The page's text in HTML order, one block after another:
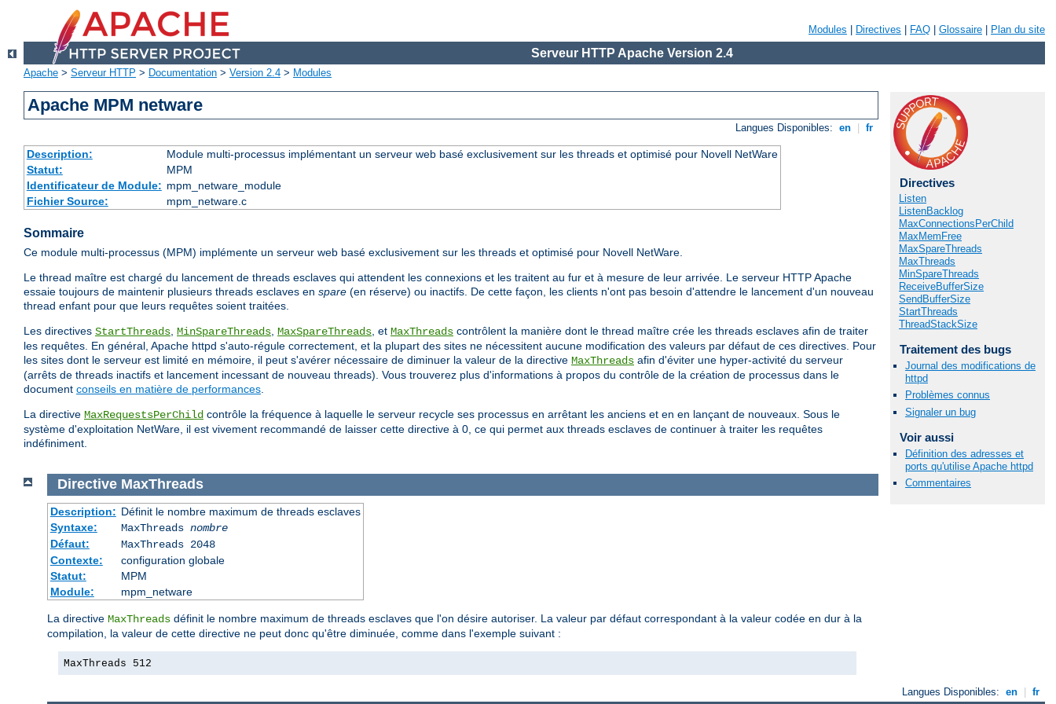
Modules Directives FAQ Glossaire Plan du site
Serveur HTTP Apache Version 2.4
Apache > Serveur HTTP > Documentation > Version 2.4 > Modules
Apache MPM netware
Langues Disponibles: en fr
Description:
Module multi-processus implémentant un serveur web basé exclusivement sur les threads et optimisé pour Novell NetWare
Statut:
MPM
Identificateur de Module: mpm_netware_module
Fichier Source:
mpm_netware.c
Sommaire
Ce module multi-processus (MPM) implémente un serveur web basé exclusivement sur les threads et optimisé pour Novell NetWare.
Le thread maître est chargé du lancement de threads esclaves qui attendent les connexions et les traitent au fur et à mesure de leur arrivée. Le serveur HTTP Apache
essaie toujours de maintenir plusieurs threads esclaves en spare (en réserve) ou inactifs. De cette façon, les clients n'ont pas besoin d'attendre le lancement d'un nouveau
thread enfant pour que leurs requêtes soient traitées.
Les directives StartThreads, MinSpareThreads, MaxSpareThreads, et MaxThreads contrôlent la manière dont le thread maître crée les threads esclaves afin de traiter
les requêtes. En général, Apache httpd s'auto-régule correctement, et la plupart des sites ne nécessitent aucune modification des valeurs par défaut de ces directives. Pour
les sites dont le serveur est limité en mémoire, il peut s'avérer nécessaire de diminuer la valeur de la directive MaxThreads afin d'éviter une hyper-activité du serveur
(arrêts de threads inactifs et lancement incessant de nouveau threads). Vous trouverez plus d'informations à propos du contrôle de la création de processus dans le
document conseils en matière de performances.
La directive MaxRequestsPerChild contrôle la fréquence à laquelle le serveur recycle ses processus en arrêtant les anciens et en en lançant de nouveaux. Sous le
système d'exploitation NetWare, il est vivement recommandé de laisser cette directive à 0, ce qui permet aux threads esclaves de continuer à traiter les requêtes
indéfiniment.
Directives
Listen
ListenBacklog
MaxConnectionsPerChild
MaxMemFree
MaxSpareThreads
MaxThreads
MinSpareThreads
ReceiveBufferSize
SendBufferSize
StartThreads
ThreadStackSize
Traitement des bugs
Journal des modifications de
httpd
Problèmes connus
Signaler un bug
Voir aussi
Définition des adresses et
ports qu'utilise Apache httpd
Commentaires
Directive MaxThreads
Description: Définit le nombre maximum de threads esclaves
Syntaxe:
MaxThreads nombre
Défaut:
MaxThreads 2048
Contexte:
configuration globale
Statut:
MPM
Module:
mpm_netware
La directive MaxThreads définit le nombre maximum de threads esclaves que l'on désire autoriser. La valeur par défaut correspondant à la valeur codée en dur à la
compilation, la valeur de cette directive ne peut donc qu'être diminuée, comme dans l'exemple suivant :
MaxThreads 512
Langues Disponibles: en fr